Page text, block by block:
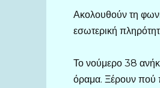
Ακολουθούν τη
εσωτερική
Το νούμερο 38
όραμα. Ξέρουν πού